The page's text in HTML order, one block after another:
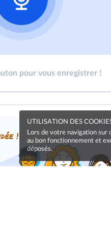
pour vous enregistrer !
!
UTILISATION DES
Lors de votre navigation sur
au bon fonctionnement et
déposés.